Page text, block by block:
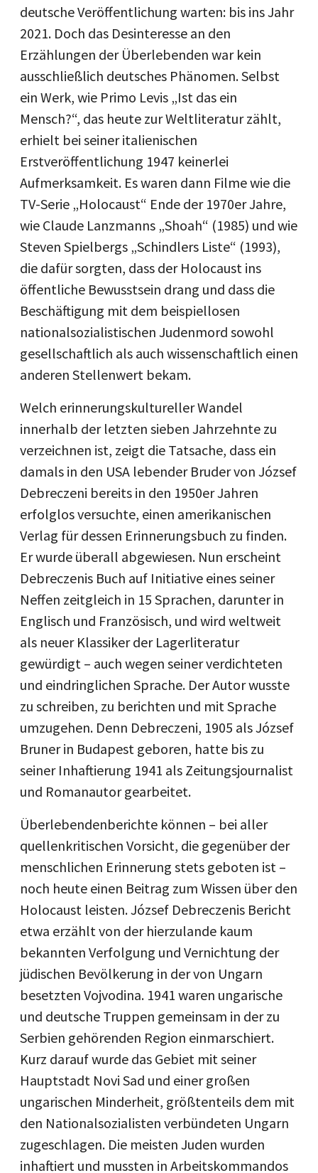
deutsche Veröffentlichung warten: bis ins Jahr
2021. Doch das Desinteresse an den
Erzählungen der Überlebenden war kein
ausschließlich deutsches Phänomen. Selbst
ein Werk, wie Primo Levis „Ist das ein
Mensch?“, das heute zur Weltliteratur zählt,
erhielt bei seiner italienischen
Erstveröffentlichung 1947 keinerlei
Aufmerksamkeit. Es waren dann Filme wie die
TV-Serie „Holocaust“ Ende der 1970er Jahre,
wie Claude Lanzmanns „Shoah“ (1985) und wie
Steven Spielbergs „Schindlers Liste“ (1993),
die dafür sorgten, dass der Holocaust ins
öffentliche Bewusstsein drang und dass die
Beschäftigung mit dem beispiellosen
nationalsozialistischen Judenmord sowohl
gesellschaftlich als auch wissenschaftlich einen
anderen Stellenwert bekam.
Welch erinnerungskultureller Wandel
innerhalb der letzten sieben Jahrzehnte zu
verzeichnen ist, zeigt die Tatsache, dass ein
damals in den USA lebender Bruder von József
Debreczeni bereits in den 1950er Jahren
erfolglos versuchte, einen amerikanischen
Verlag für dessen Erinnerungsbuch zu finden.
Er wurde überall abgewiesen. Nun erscheint
Debreczenis Buch auf Initiative eines seiner
Neffen zeitgleich in 15 Sprachen, darunter in
Englisch und Französisch, und wird weltweit
als neuer Klassiker der Lagerliteratur
gewürdigt – auch wegen seiner verdichteten
und eindringlichen Sprache. Der Autor wusste
zu schreiben, zu berichten und mit Sprache
umzugehen. Denn Debreczeni, 1905 als József
Bruner in Budapest geboren, hatte bis zu
seiner Inhaftierung 1941 als Zeitungsjournalist
und Romanautor gearbeitet.
Überlebendenberichte können – bei aller
quellenkritischen Vorsicht, die gegenüber der
menschlichen Erinnerung stets geboten ist –
noch heute einen Beitrag zum Wissen über den
Holocaust leisten. József Debreczenis Bericht
etwa erzählt von der hierzulande kaum
bekannten Verfolgung und Vernichtung der
jüdischen Bevölkerung in der von Ungarn
besetzten Vojvodina. 1941 waren ungarische
und deutsche Truppen gemeinsam in der zu
Serbien gehörenden Region einmarschiert.
Kurz darauf wurde das Gebiet mit seiner
Hauptstadt Novi Sad und einer großen
ungarischen Minderheit, größtenteils dem mit
den Nationalsozialisten verbündeten Ungarn
zugeschlagen. Die meisten Juden wurden
inhaftiert und mussten in Arbeitskommandos